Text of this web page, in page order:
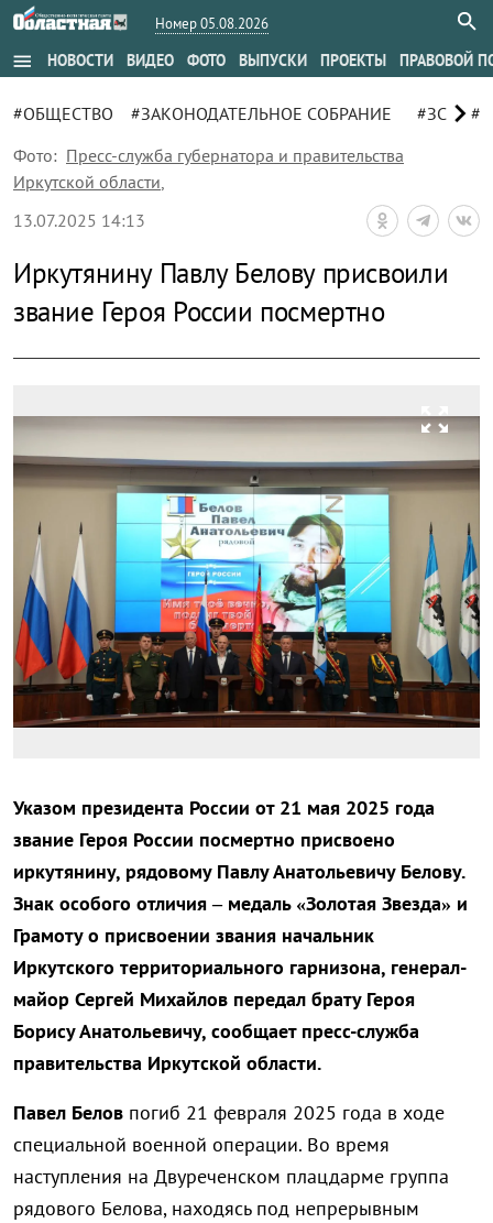
Номер 05.08.2026
menu НОВОСТИ ВИДЕО ФОТО ВЫПУСКИ ПРОЕКТЫ ПРАВОВОЙ
#ОБЩЕСТВО #ЗАКОНОДАТЕЛЬНОЕ СОБРАНИЕ #ЗСchevron_right
Фото: Пресс-служба губернатора и правительства
Иркутской области,
13.07.2025 14:13
Иркутянину Павлу Белову присвоили
звание Героя России посмертно
zoom_out_map
Указом президента России от 21 мая 2025 года
звание Героя России посмертно присвоено
иркутянину, рядовому Павлу Анатольевичу Белову.
Знак особого отличия – медаль «Золотая Звезда» и
Грамоту о присвоении звания начальник
Иркутского территориального гарнизона, генерал-
майор Сергей Михайлов передал брату Героя
Борису Анатольевичу, сообщает пресс-служба
правительства Иркутской области.
Павел Белов погиб 21 февраля 2025 года в ходе
специальной военной операции. Во время
наступления на Двуреченском плацдарме группа
рядового Белова, находясь под непрерывным